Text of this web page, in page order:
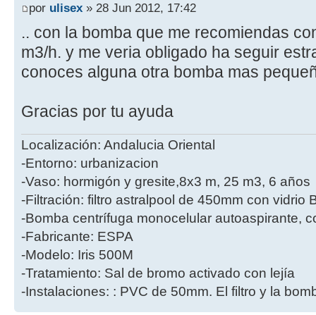
por ulisex » 28 Jun 2012, 17:42
.. con la bomba que me recomiendas
m3/h. y me veria obligado ha seguir
conoces alguna otra bomba mas
Gracias por tu ayuda
Localización: Andalucia Oriental
-Entorno: urbanizacion
-Vaso: hormigón y gresite,8x3 m, 25 m3, 6 años
-Filtración: filtro astralpool de 450mm con vidrio
-Bomba centrífuga monocelular autoaspirante,
-Fabricante: ESPA
-Modelo: Iris 500M
-Tratamiento: Sal de bromo activado con lejía
-Instalaciones: : PVC de 50mm. El filtro y la